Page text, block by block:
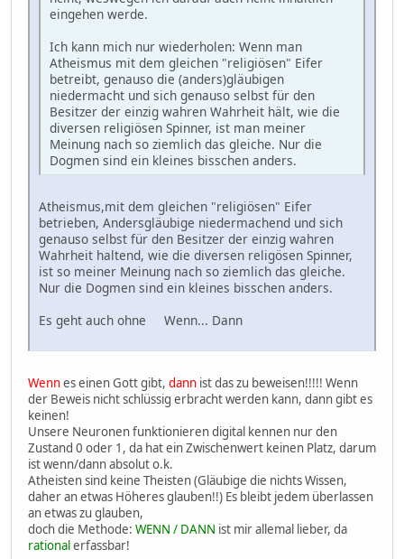
eingehen werde.
Ich kann mich nur wiederholen: Wenn man
Atheismus mit dem gleichen "religiösen" Eifer
betreibt, genauso die (anders)gläubigen
niedermacht und sich genauso selbst für den
Besitzer der einzig wahren Wahrheit hält, wie die
diversen religiösen Spinner, ist man meiner
Meinung nach so ziemlich das gleiche. Nur die
Dogmen sind ein kleines bisschen anders.
Atheismus,mit dem gleichen "religiösen" Eifer
betrieben, Andersgläubige niedermachend und sich
genauso selbst für den Besitzer der einzig wahren
Wahrheit haltend, wie die diversen religösen Spinner,
ist so meiner Meinung nach so ziemlich das gleiche.
Nur die Dogmen sind ein kleines bisschen anders.
Es geht auch ohne Wenn... Dann
Wennes einen Gott gibt, dann ist das zu beweisen!!!!! Wenn
der Beweis nicht schlüssig erbracht werden kann, dann gibt es
keinen!
Unsere Neuronen funktionieren digital kennen nur den
Zustand 0 oder 1, da hat ein Zwischenwert keinen Platz, darum
ist wenn/dann absolut o.k.
Atheisten sind keine Theisten (Gläubige die nichts Wissen,
daher an etwas Höheres glauben!!) Es bleibt jedem überlassen
an etwas zu glauben,
doch die Methode: WENN / DANN ist mir allemal lieber, da
rationalerfassbar!